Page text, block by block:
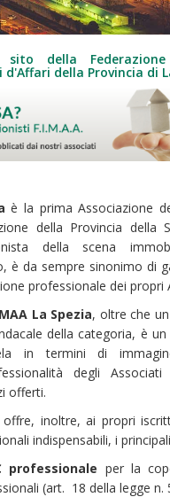
sito della
della Provincia di
è la prima Associazione
della Provincia della
della scena
è da sempre sinonimo di
professionale dei propri
La Spezia, oltre che
della categoria, è
in termini di
degli
offerti.
offre, inoltre, ai propri
indispensabili, i
professionale per la
(art. 18 della legge n.